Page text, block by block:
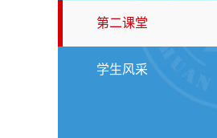
第二课堂
学生风采